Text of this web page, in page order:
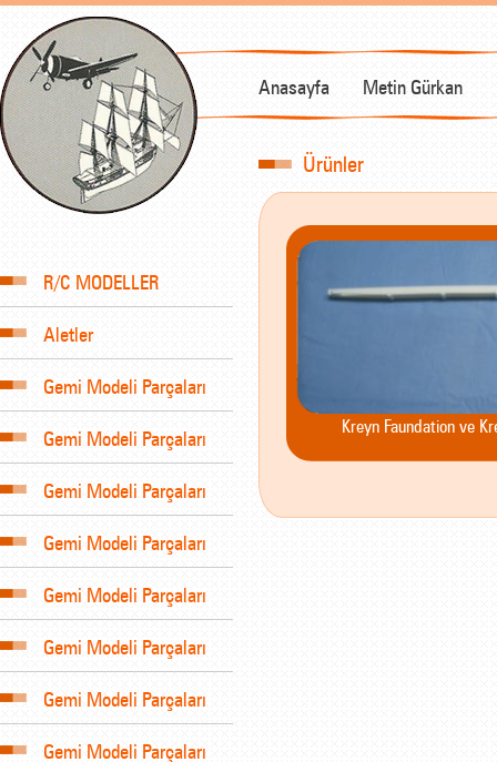
Anasayfa Metin Gürkan
R/C MODELLER
Aletler
Gemi Modeli Parçaları
Gemi Modeli Parçaları
Gemi Modeli Parçaları
Gemi Modeli Parçaları
Gemi Modeli Parçaları
Gemi Modeli Parçaları
Gemi Modeli Parçaları
Gemi Modeli Parçaları
Ürünler
Kreyn Faundation ve